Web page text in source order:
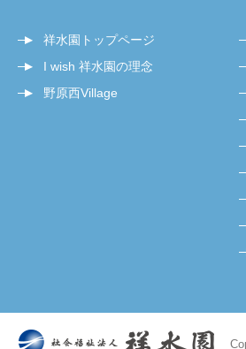
祥水園トップページ
I wish 祥水園の理念
野原西Village